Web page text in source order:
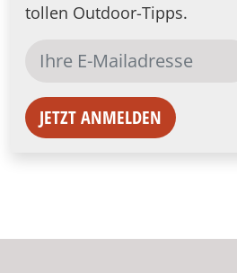
tollen Outdoor-Tipps.
JETZT ANMELDEN